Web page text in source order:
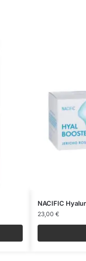
NACIFIC
23,00 €